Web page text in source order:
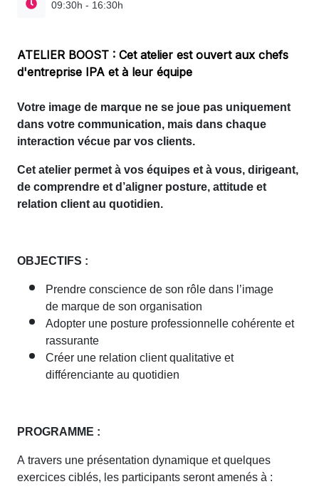
ATELIER BOOST : Cet atelier est ouvert aux chefs
d'entreprise IPA et à leur équipe
Votre image de marque ne se joue pas uniquement
dans votre communication, mais dans chaque
interaction vécue par vos clients.
Cet atelier permet à vos équipes et à vous, dirigeant,
de comprendre et d’aligner posture, attitude et
relation client au quotidien.
OBJECTIFS :
Prendre conscience de son rôle dans l’image
de marque de son organisation
Adopter une posture professionnelle cohérente et
rassurante
Créer une relation client qualitative et
différenciante au quotidien
PROGRAMME :
A travers une présentation dynamique et quelques
exercices ciblés, les participants seront amenés à :